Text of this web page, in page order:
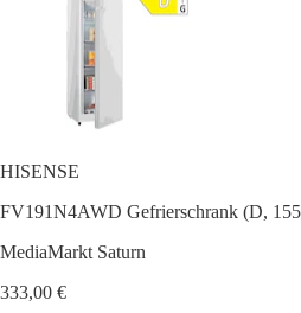
HISENSE
FV191N4AWD Gefrierschrank (D,
MediaMarkt Saturn
333,00 €